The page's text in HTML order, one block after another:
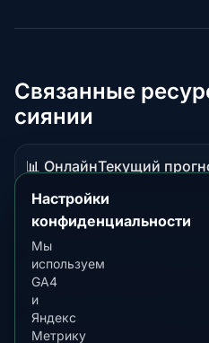
Связанные
сиянии
📊 Онлайн
Данные
в
реальном
времени
Текущий
📖 Гид
Материал-
руководство
Обзор сияния в
📖 Гид
Материал-
руководство
📖 ГидЛучшее время в
Настройки
конфиденциальности
Мы
используем
GA4
и
Яндекс
Метрику